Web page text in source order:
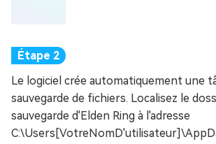
Le logiciel crée automatiquement une
sauvegarde de fichiers. Localisez le
sauvegarde d'Elden Ring à l'adresse